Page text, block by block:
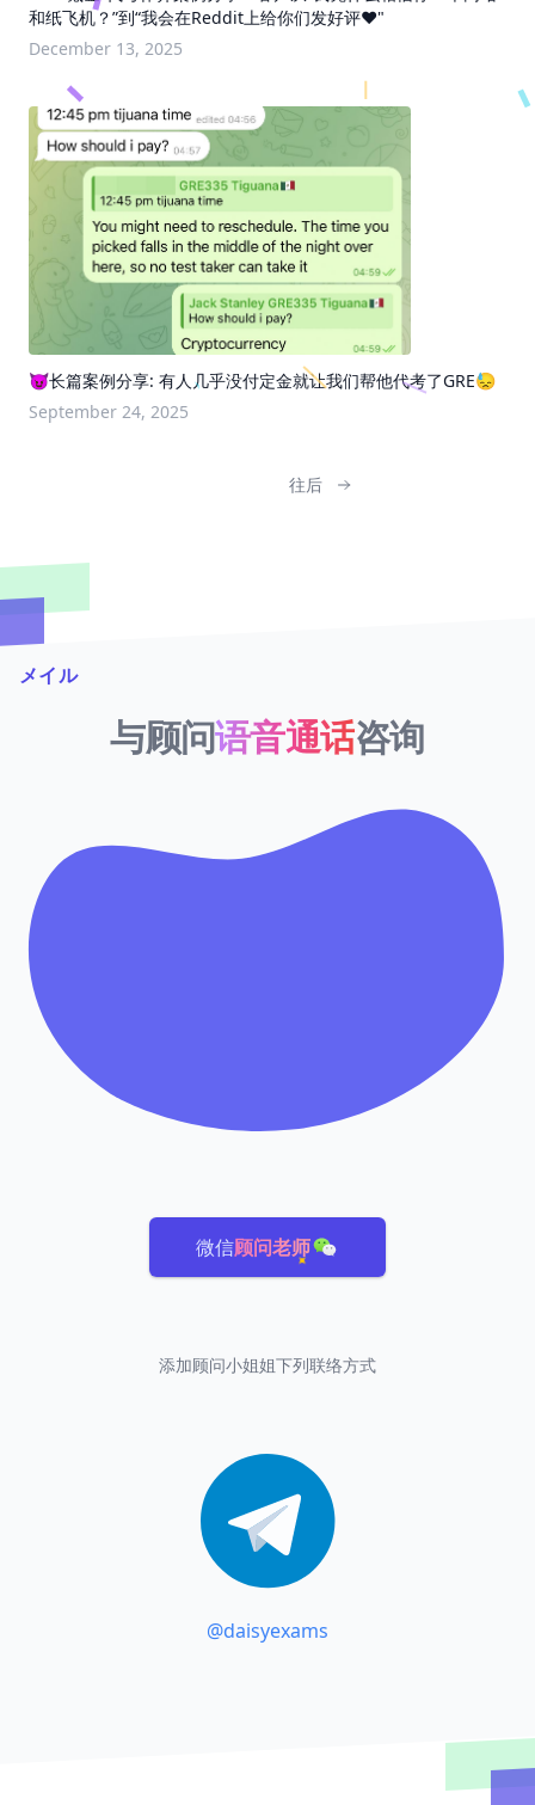
和纸飞机？”到“我会在Reddit上给你们发好评❤️"
December 13, 2025
😈长篇案例分享: 有人几乎没付定金就让我们帮他代考了GRE😓
September 24, 2025
往后
メイル
与顾问语音通话咨询
微信顾问老师
添加顾问小姐姐下列联络方式
@daisyexams